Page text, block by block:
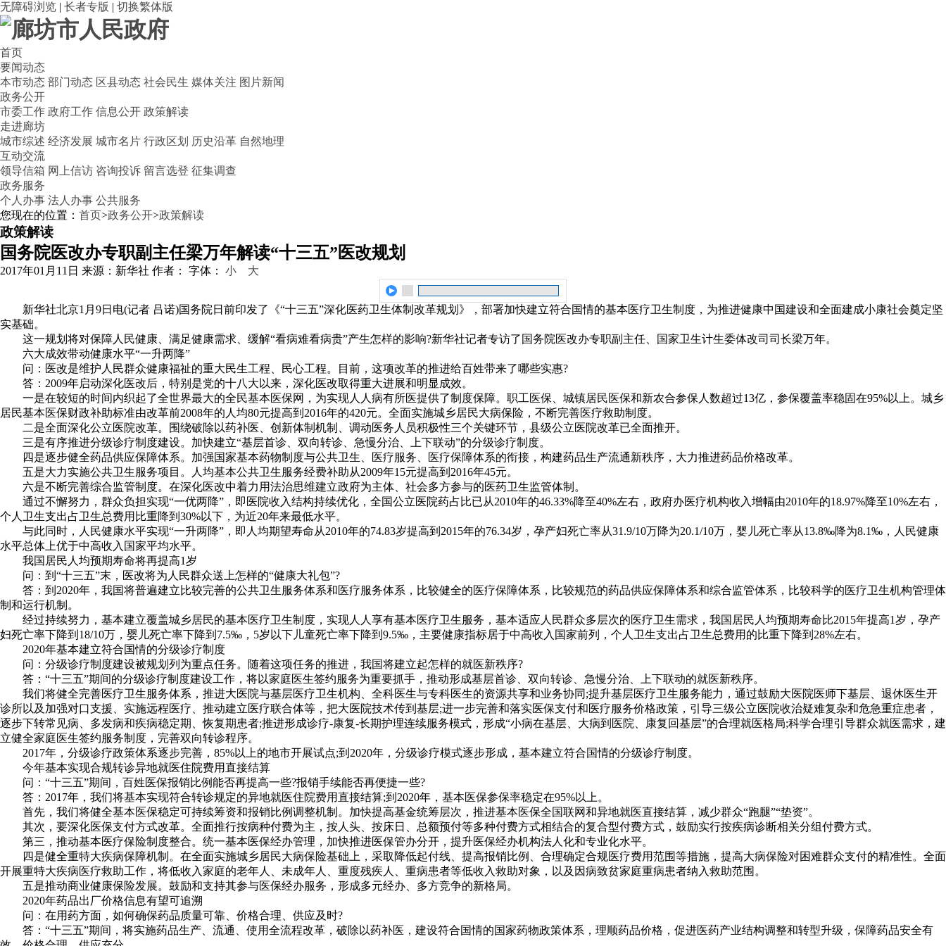
无障碍浏览 | 长者专版 | 切换繁体版
首页
要闻动态
本市动态 部门动态 区县动态 社会民生 媒体关注 图片新闻
政务公开
市委工作 政府工作 信息公开 政策解读
走进廊坊
城市综述 经济发展 城市名片 行政区划 历史沿革 自然地理
互动交流
领导信箱 网上信访 咨询投诉 留言选登 征集调查
政务服务
个人办事 法人办事 公共服务
您现在的位置： 首页>政务公开>政策解读
政策解读
国务院医改办专职副主任梁万年解读“十三五”医改规划
2017年01月11日 来源：新华社 作者： 字体： 小 大
新华社北京1月9日电(记者 吕诺)国务院日前印发了《“十三五”深化医药卫生体制改革规划》，部署加快建立符合国情的基本医疗卫生制度，为推进健康中国建设和全面建成小康社会奠定坚
实基础。
这一规划将对保障人民健康、满足健康需求、缓解“看病难看病贵”产生怎样的影响?新华社记者专访了国务院医改办专职副主任、国家卫生计生委体改司司长梁万年。
六大成效带动健康水平“一升两降”
问：医改是维护人民群众健康福祉的重大民生工程、民心工程。目前，这项改革的推进给百姓带来了哪些实惠?
答：2009年启动深化医改后，特别是党的十八大以来，深化医改取得重大进展和明显成效。
一是在较短的时间内织起了全世界最大的全民基本医保网，为实现人人病有所医提供了制度保障。职工医保、城镇居民医保和新农合参保人数超过13亿，参保覆盖率稳固在95%以上。城乡
居民基本医保财政补助标准由改革前2008年的人均80元提高到2016年的420元。全面实施城乡居民大病保险，不断完善医疗救助制度。
二是全面深化公立医院改革。围绕破除以药补医、创新体制机制、调动医务人员积极性三个关键环节，县级公立医院改革已全面推开。
三是有序推进分级诊疗制度建设。加快建立“基层首诊、双向转诊、急慢分治、上下联动”的分级诊疗制度。
四是逐步健全药品供应保障体系。加强国家基本药物制度与公共卫生、医疗服务、医疗保障体系的衔接，构建药品生产流通新秩序，大力推进药品价格改革。
五是大力实施公共卫生服务项目。人均基本公共卫生服务经费补助从2009年15元提高到2016年45元。
六是不断完善综合监管制度。在深化医改中着力用法治思维建立政府为主体、社会多方参与的医药卫生监管体制。
通过不懈努力，群众负担实现“一优两降”，即医院收入结构持续优化，全国公立医院药占比已从2010年的46.33%降至40%左右，政府办医疗机构收入增幅由2010年的18.97%降至10%左右，
个人卫生支出占卫生总费用比重降到30%以下，为近20年来最低水平。
与此同时，人民健康水平实现“一升两降”，即人均期望寿命从2010年的74.83岁提高到2015年的76.34岁，孕产妇死亡率从31.9/10万降为20.1/10万，婴儿死亡率从13.8‰降为8.1‰，人民健康
水平总体上优于中高收入国家平均水平。
我国居民人均预期寿命将再提高1岁
问：到“十三五”末，医改将为人民群众送上怎样的“健康大礼包”?
答：到2020年，我国将普遍建立比较完善的公共卫生服务体系和医疗服务体系，比较健全的医疗保障体系，比较规范的药品供应保障体系和综合监管体系，比较科学的医疗卫生机构管理体
制和运行机制。
经过持续努力，基本建立覆盖城乡居民的基本医疗卫生制度，实现人人享有基本医疗卫生服务，基本适应人民群众多层次的医疗卫生需求，我国居民人均预期寿命比2015年提高1岁，孕产
妇死亡率下降到18/10万，婴儿死亡率下降到7.5‰，5岁以下儿童死亡率下降到9.5‰，主要健康指标居于中高收入国家前列，个人卫生支出占卫生总费用的比重下降到28%左右。
2020年基本建立符合国情的分级诊疗制度
问：分级诊疗制度建设被规划列为重点任务。随着这项任务的推进，我国将建立起怎样的就医新秩序?
答：“十三五”期间的分级诊疗制度建设工作，将以家庭医生签约服务为重要抓手，推动形成基层首诊、双向转诊、急慢分治、上下联动的就医新秩序。
我们将健全完善医疗卫生服务体系，推进大医院与基层医疗卫生机构、全科医生与专科医生的资源共享和业务协同;提升基层医疗卫生服务能力，通过鼓励大医院医师下基层、退休医生开
诊所以及加强对口支援、实施远程医疗、推动建立医疗联合体等，把大医院技术传到基层;进一步完善和落实医保支付和医疗服务价格政策，引导三级公立医院收治疑难复杂和危急重症患者，
逐步下转常见病、多发病和疾病稳定期、恢复期患者;推进形成诊疗-康复-长期护理连续服务模式，形成“小病在基层、大病到医院、康复回基层”的合理就医格局;科学合理引导群众就医需求，建
立健全家庭医生签约服务制度，完善双向转诊程序。
2017年，分级诊疗政策体系逐步完善，85%以上的地市开展试点;到2020年，分级诊疗模式逐步形成，基本建立符合国情的分级诊疗制度。
今年基本实现合规转诊异地就医住院费用直接结算
问：“十三五”期间，百姓医保报销比例能否再提高一些?报销手续能否再便捷一些?
答：2017年，我们将基本实现符合转诊规定的异地就医住院费用直接结算;到2020年，基本医保参保率稳定在95%以上。
首先，我们将健全基本医保稳定可持续筹资和报销比例调整机制。加快提高基金统筹层次，推进基本医保全国联网和异地就医直接结算，减少群众“跑腿”“垫资”。
其次，要深化医保支付方式改革。全面推行按病种付费为主，按人头、按床日、总额预付等多种付费方式相结合的复合型付费方式，鼓励实行按疾病诊断相关分组付费方式。
第三，推动基本医疗保险制度整合。统一基本医保经办管理，加快推进医保管办分开，提升医保经办机构法人化和专业化水平。
四是健全重特大疾病保障机制。在全面实施城乡居民大病保险基础上，采取降低起付线、提高报销比例、合理确定合规医疗费用范围等措施，提高大病保险对困难群众支付的精准性。全面
开展重特大疾病医疗救助工作，将低收入家庭的老年人、未成年人、重度残疾人、重病患者等低收入救助对象，以及因病致贫家庭重病患者纳入救助范围。
五是推动商业健康保险发展。鼓励和支持其参与医保经办服务，形成多元经办、多方竞争的新格局。
2020年药品出厂价格信息有望可追溯
问：在用药方面，如何确保药品质量可靠、价格合理、供应及时?
答：“十三五”期间，将实施药品生产、流通、使用全流程改革，破除以药补医，建设符合国情的国家药物政策体系，理顺药品价格，促进医药产业结构调整和转型升级，保障药品安全有